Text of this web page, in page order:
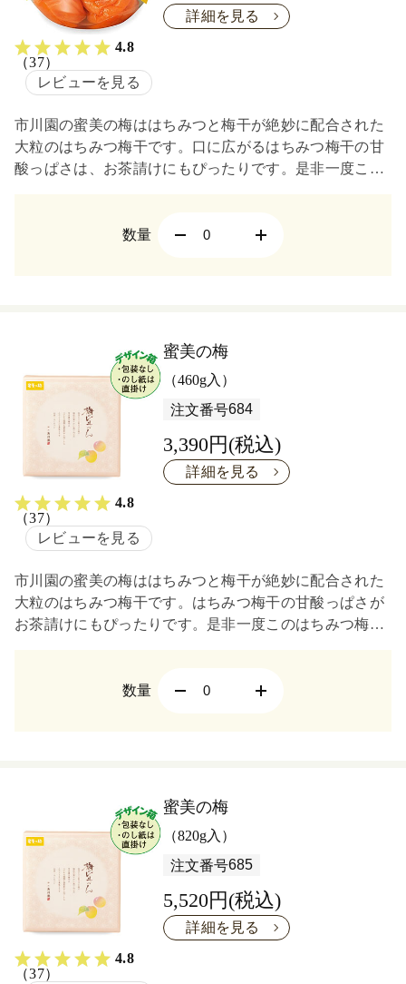
4.8
（37）
レビューを見る
詳細を見る
市川園の蜜美の梅ははちみつと梅干が絶妙に配合された
大粒のはちみつ梅干です。口に広がるはちみつ梅干の甘
酸っぱさは、お茶請けにもぴったりです。是非一度この
数量
4.8
（37）
レビューを見る
蜜美の梅
（460g入）
注文番号684
3,390円(税込)
詳細を見る
市川園の蜜美の梅ははちみつと梅干が絶妙に配合された
大粒のはちみつ梅干です。はちみつ梅干の甘酸っぱさが
お茶請けにもぴったりです。是非一度このはちみつ梅干
数量
4.8
（37）
蜜美の梅
（820g入）
注文番号685
5,520円(税込)
詳細を見る